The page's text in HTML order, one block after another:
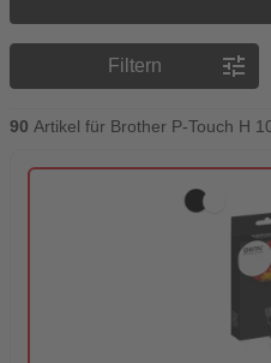
Filtern tune
Preisreihenfolge
90 Artikel für Brother P-Touch H